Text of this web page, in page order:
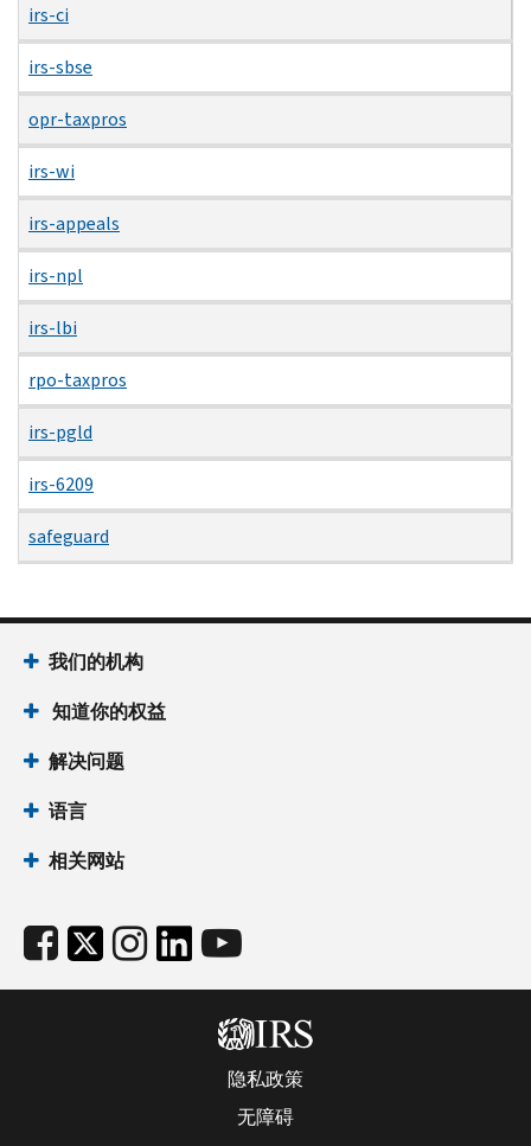
irs-ci
irs-sbse
opr-taxpros
irs-wi
irs-appeals
irs-npl
irs-lbi
rpo-taxpros
irs-pgld
irs-6209
safeguard
我们的机构
知道你的权益
解决问题
语言
相关网站
隐私政策
无障碍